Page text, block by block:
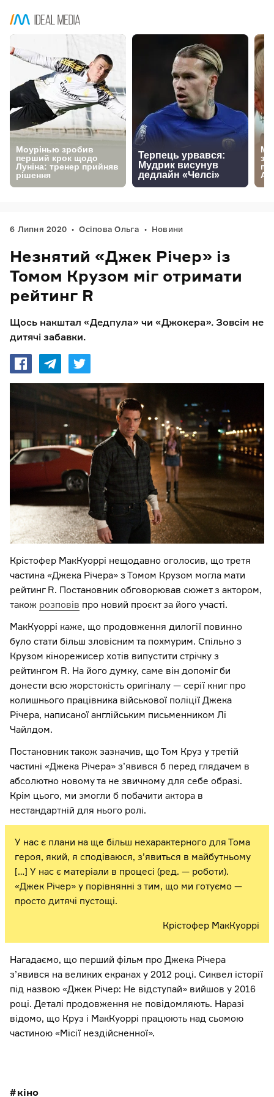
6 Липня 2020 Осіпова Ольга Новини
Незнятий «Джек Річер» із
Томом Крузом міг отримати
рейтинг R
Щось накштал «Дедпула» чи «Джокера». Зовсім не
дитячі забавки.
Крістофер МакКуоррі нещодавно оголосив, що третя
частина «Джека Річера» з Томом Крузом могла мати
рейтинг R. Постановник обговорював сюжет з актором,
також розповів про новий проєкт за його участі.
МакКуоррі каже, що продовження дилогії повинно
було стати більш зловісним та похмурим. Спільно з
Крузом кінорежисер хотів випустити стрічку з
рейтингом R. На його думку, саме він допоміг би
донести всю жорстокість оригіналу — серії книг про
колишнього працівника військової поліції Джека
Річера, написаної англійським письменником Лі
Чайлдом.
Постановник також зазначив, що Том Круз у третій
частині «Джека Річера» з’явився б перед глядачем в
абсолютно новому та не звичному для себе образі.
Крім цього, ми змогли б побачити актора в
нестандартній для нього ролі.
У нас є плани на ще більш нехарактерного для Тома
героя, який, я сподіваюся, з’явиться в майбутньому
[…] У нас є матеріали в процесі (ред. — роботи).
«Джек Річер» у порівнянні з тим, що ми готуємо —
просто дитячі пустощі.
Крістофер МакКуоррі
Нагадаємо, що перший фільм про Джека Річера
з’явився на великих екранах у 2012 році. Сиквел історії
під назвою «Джек Річер: Не відступай» вийшов у 2016
році. Деталі продовження не повідомляють. Наразі
відомо, що Круз і МакКуоррі працюють над сьомою
частиною «Місії нездійсненної».
кіно